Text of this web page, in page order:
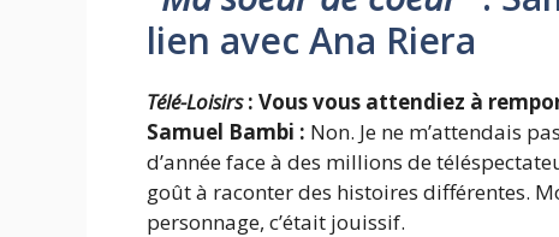
lien avec Ana Riera
Télé-Loisirs: Vous vous attendiez à
Samuel Bambi : Non. Je ne m’attendais
d’année face à des millions de
goût à raconter des histoires différentes.
personnage, c’était jouissif.